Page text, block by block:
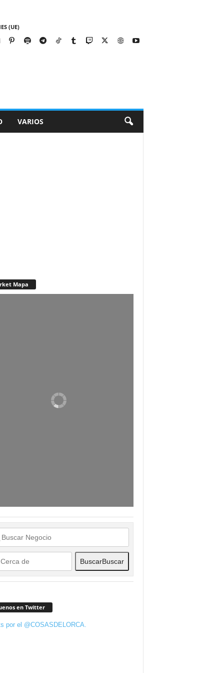
(UE)
VARIOS
Mapa
BuscarBuscar
en Twitter
por el @COSASDELORCA.